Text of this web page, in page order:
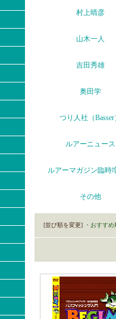
村上晴彦
山木一人
吉田秀雄
奥田学
つり人社（Basser
ルアーニュース
ルアーマガジン臨時
その他
[並び順を変更] ・おすすめ